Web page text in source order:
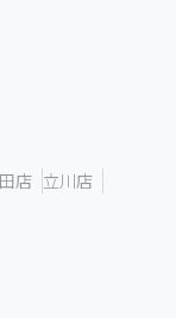
店 立川店